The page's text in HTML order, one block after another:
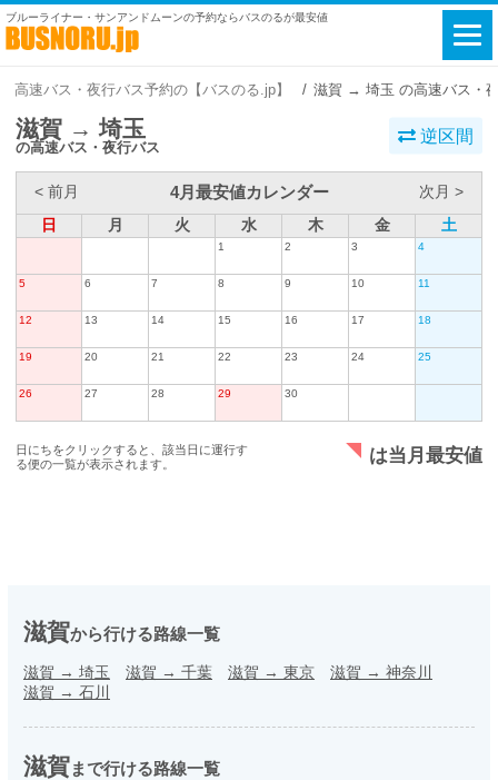
ブルーライナー・サンアンドムーンの予約ならバスのるが最安値
高速バス・夜行バス予約の【バスのる.jp】 滋賀 → 埼玉 の高速バス・
滋賀 → 埼玉
の高速バス・夜行バス
逆区間
< 前月 4月最安値カレンダー
次月 >
日
月 火 水 木 金 土
1 2 3 4
5 6 7 8 9 10 11
12 13 14 15 16 17 18
19 20 21 22 23 24 25
26 27 28 29 30
日にちをクリックすると、該当日に運行す
る便の一覧が表示されます。
は当月最安値
滋賀から行ける路線一覧
滋賀 → 埼玉 滋賀 → 千葉 滋賀 → 東京 滋賀 → 神奈川
滋賀 → 石川
滋賀まで行ける路線一覧